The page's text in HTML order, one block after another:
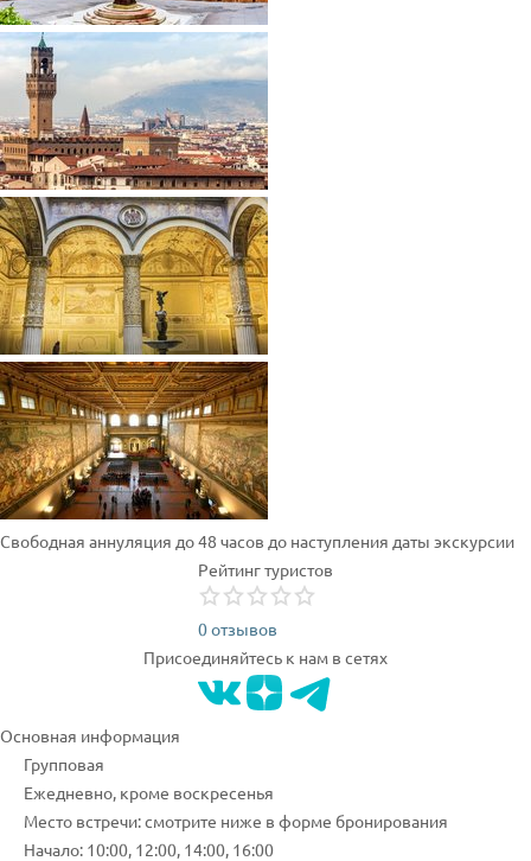
Свободная аннуляция до 48 часов до наступления даты экскурсии
Рейтинг туристов
0 отзывов
Присоединяйтесь к нам в сетях
Основная информация
Групповая
Ежедневно, кроме воскресенья
Место встречи: смотрите ниже в форме бронирования
Начало: 10:00, 12:00, 14:00, 16:00